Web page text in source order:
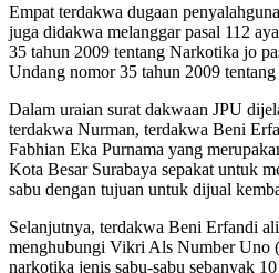
Empat terdakwa dugaan
juga didakwa melanggar pasal 112
35 tahun 2009 tentang Narkotika jo
Undang nomor 35 tahun 2009
Dalam uraian surat dakwaan JPU
terdakwa Nurman, terdakwa Beni
Fabhian Eka Purnama yang
Kota Besar Surabaya sepakat untuk
sabu dengan tujuan untuk dijual
Selanjutnya, terdakwa Beni Erfandi
menghubungi Vikri Als Number Uno
narkotika jenis sabu-sabu sebanyak